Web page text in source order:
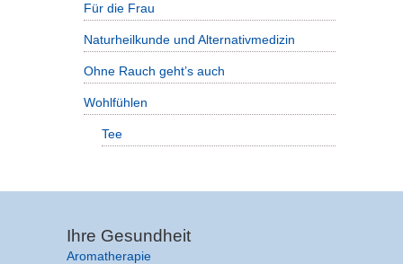
Für die Frau
Naturheilkunde und Alternativmedizin
Ohne Rauch geht’s auch
Wohlfühlen
Tee
Ihre Gesundheit
Aromatherapie